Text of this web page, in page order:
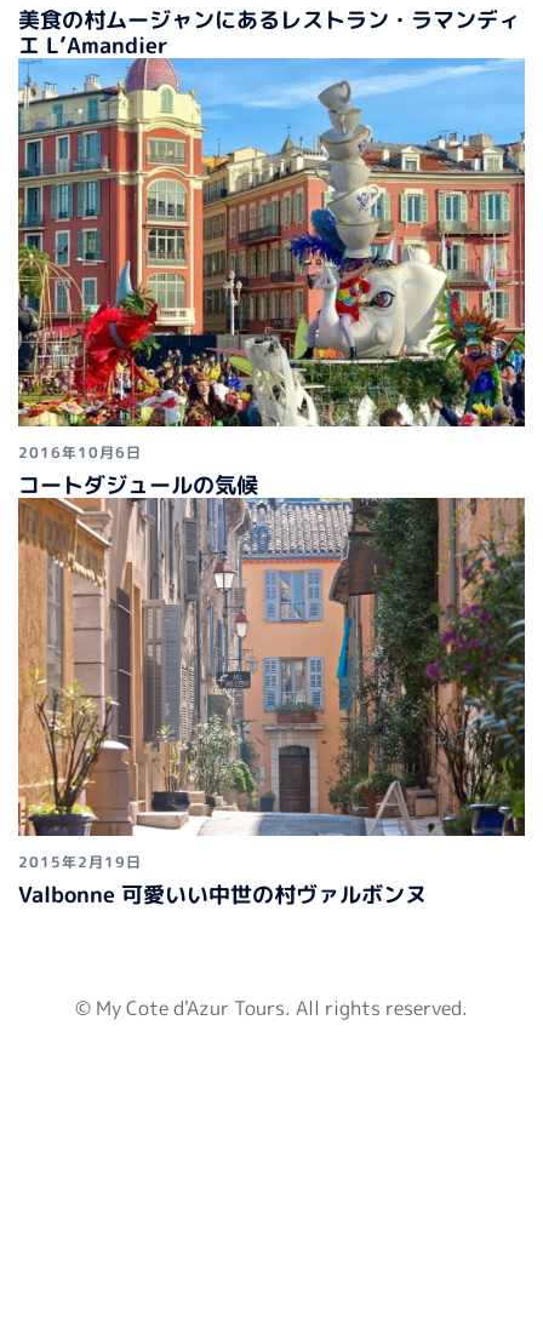
美食の村ムージャンにあるレストラン・ラマンディ
エ L’Amandier
2016年10月6日
コートダジュールの気候
2015年2月19日
Valbonne 可愛いい中世の村ヴァルボンヌ
© My Cote d'Azur Tours. All rights reserved.